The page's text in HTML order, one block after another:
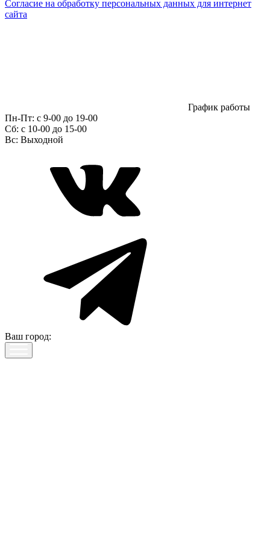
Согласие на обработку персональных данных для интернет
сайта
График работы
Пн-Пт: с 9-00 до 19-00
Сб: c 10-00 до 15-00
Вс: Выходной
Ваш город: